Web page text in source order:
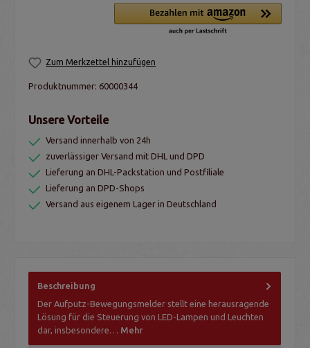
Zum Merkzettel hinzufügen
Produktnummer: 60000344
Unsere Vorteile
Versand innerhalb von 24h
zuverlässiger Versand mit DHL und DPD
Lieferung an DHL-Packstation und Postfiliale
Lieferung an DPD-Shops
Versand aus eigenem Lager in Deutschland
Beschreibung
Der Aufputz-Bewegungsmelder stellt eine herausragende
Lösung für die Steuerung von LED-Lampen und Leuchten
dar, insbesondere… Mehr